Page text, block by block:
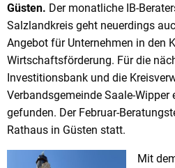
Güsten. Der monatliche IB-
Salzlandkreis geht neuerdings
Angebot für Unternehmen in den
Wirtschaftsförderung. Für die
Investitionsbank und die
Verbandsgemeinde Saale-Wipper
gefunden. Der Februar-
Rathaus in Güsten statt.
Mit